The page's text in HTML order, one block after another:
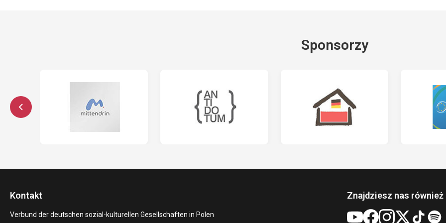
Sponsorzy
Kontakt
Verbund der deutschen sozial-kulturellen Gesellschaften in Polen
Znajdziesz nas również